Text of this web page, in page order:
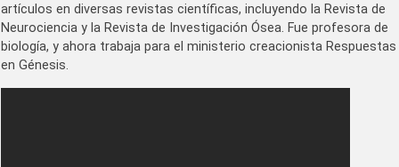
artículos en diversas revistas científicas, incluyendo la Revista de
Neurociencia y la Revista de Investigación Ósea. Fue profesora de
biología, y ahora trabaja para el ministerio creacionista Respuestas
en Génesis.